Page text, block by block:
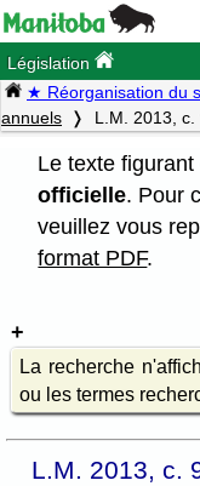
Législation
★ Réorganisation du
annuels
L.M. 2013, c.
Le texte
officielle. Pour
veuillez vous
format PDF.
La recherche
ou les termes
L.M. 2013, c.